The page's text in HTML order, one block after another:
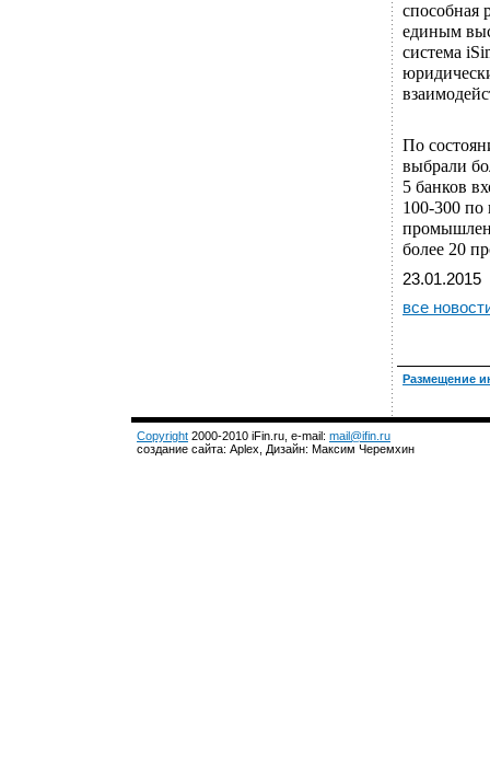
способная
единым
система
По
выбрали
5 банков
100-300
более 20
23.01.2015
все
Размещение
Copyright 2000-2010 iFin.ru, e-mail: mail@ifin.ru
создание сайта: Aplex, Дизайн: Максим Черемхин